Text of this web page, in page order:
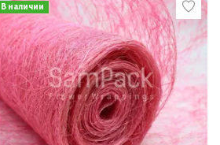
В наличии